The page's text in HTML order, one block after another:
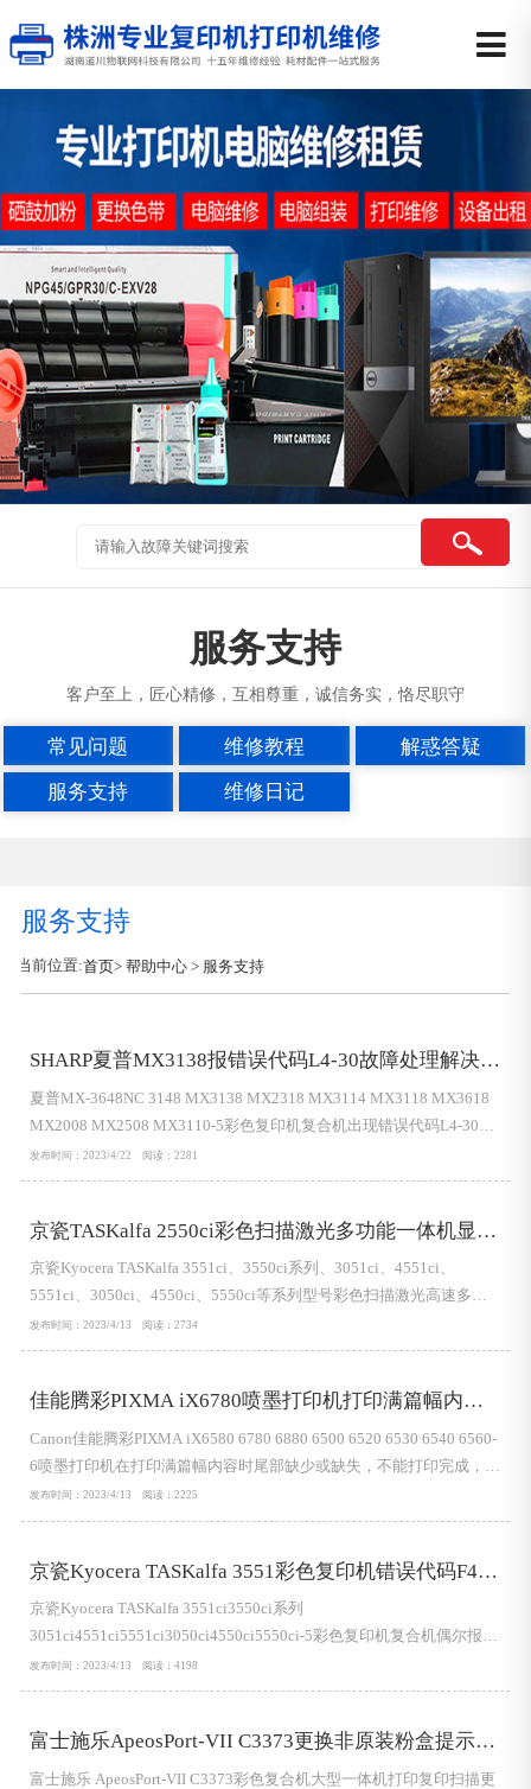
服务支持
客户至上，匠心精修，互相尊重，诚信务实，恪尽职守
常见问题 维修教程 解惑答疑
服务支持 维修日记
服务支持
当前位置:首页> 帮助中心 > 服务支持
SHARP夏普MX3138报错误代码L4-30故障处理解决方
法
夏普MX-3648NC 3148 MX3138 MX2318 MX3114 MX3118 MX3618
MX2008 MX2508 MX3110-5彩色复印机复合机出现错误代码L4-30是
什么问题？怎么处理解决？夏普SHARP官方文档资料代码：L4-30说
明：控制器风扇电机，电源板旁边的风扇锁定检测控制器风扇马达的
发布时间：2023/4/22 阅读：2281
京瓷TASKalfa 2550ci彩色扫描激光多功能一体机显影
单元清洁步聚
京瓷Kyocera TASKalfa 3551ci、3550ci系列、3051ci、4551ci、
5551ci、3050ci、4550ci、5550ci等系列型号彩色扫描激光高速多功
能复印打印一体机显影单元清洁流程步聚详解如下：在有足够墨粉的
情况下，如果打印件太淡或不完整，请清洁显影单元。第一步：按系
发布时间：2023/4/13 阅读：2734
佳能腾彩PIXMA iX6780喷墨打印机打印满篇幅内容
缺失不能打印完
Canon佳能腾彩PIXMA iX6580 6780 6880 6500 6520 6530 6540 6560-
6喷墨打印机在打印满篇幅内容时尾部缺少或缺失，不能打印完成，尾
部文字没有打印出来，每页都没有打印完，缺少一行到两行文字，满
篇幅图文内容也是一样的有距离底部1到3厘米的内容缺少丢失缺少。
换进纸器。检查...
发布时间：2023/4/13 阅读：2225
京瓷Kyocera TASKalfa 3551彩色复印机错误代码F46F
解决方案
京瓷Kyocera TASKalfa 3551ci3550ci系列
3051ci4551ci5551ci3050ci4550ci5550ci-5彩色复印机复合机偶尔报
F46F错误故障代码后就直接关机开机后就正常了。但是打印几张纸后
就会又报，重新开机后打印几页也会偶尔开机报F40错误的解决方
多个方面造成的。具体什么...
发布时间：2023/4/13 阅读：4198
富士施乐ApeosPort-VII C3373更换非原装粉盒提示错
误代码093926
富士施乐 ApeosPort-VII C3373彩色复合机大型一体机打印复印扫描更